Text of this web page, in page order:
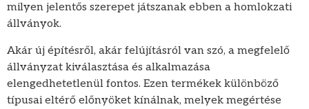
milyen jelentős szerepet játszanak ebben a homlokzati
állványok.
Akár új építésről, akár felújításról van szó, a megfelelő
állványzat kiválasztása és alkalmazása
elengedhetetlenül fontos. Ezen termékek különböző
típusai eltérő előnyöket kínálnak, melyek megértése